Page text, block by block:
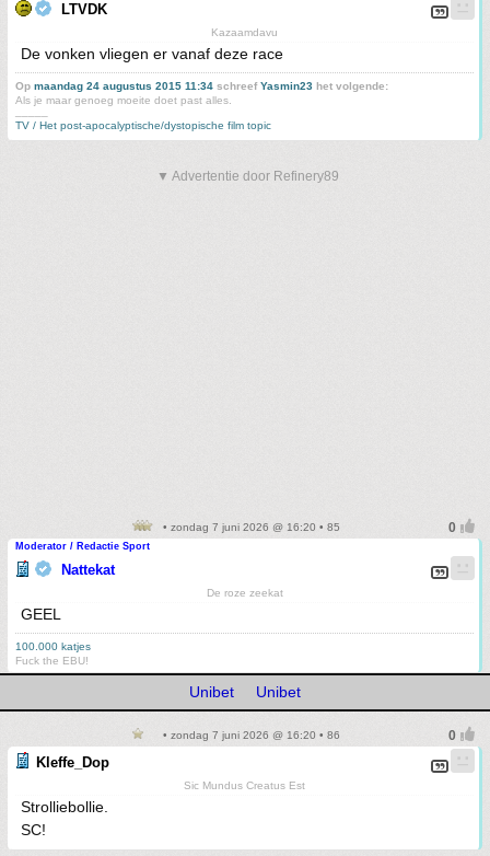
LTVDK
Kazaamdavu
De vonken vliegen er vanaf deze race
Op maandag 24 augustus 2015 11:34 schreefYasmin23 het volgende:
Als je maar genoeg moeite doet past alles.
TV / Het post-apocalyptische/dystopische film topic
▼ Advertentie door Refinery89
• zondag 7 juni 2026 @ 16:20 • 85
Moderator / Redactie Sport
Nattekat
De roze zeekat
GEEL
100.000 katjes
Fuck the EBU!
Unibet Unibet
• zondag 7 juni 2026 @ 16:20 • 86
Kleffe_Dop
Sic Mundus Creatus Est
Strolliebollie.
SC!